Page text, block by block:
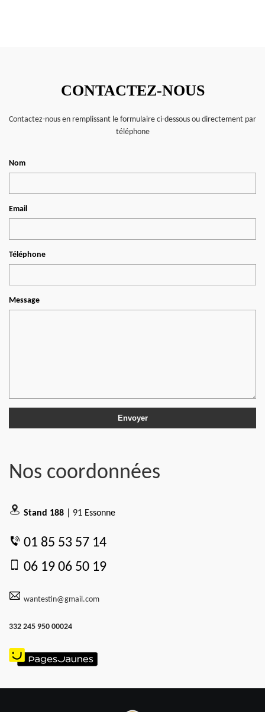
CONTACTEZ-NOUS
Contactez-nous en remplissant le formulaire ci-dessous ou directement par
téléphone
Nom
Email
Téléphone
Message
Nos coordonnées
Stand 188 | 91 Essonne
01 85 53 57 14
06 19 06 50 19
wantestin@gmail.com
332 245 950 00024